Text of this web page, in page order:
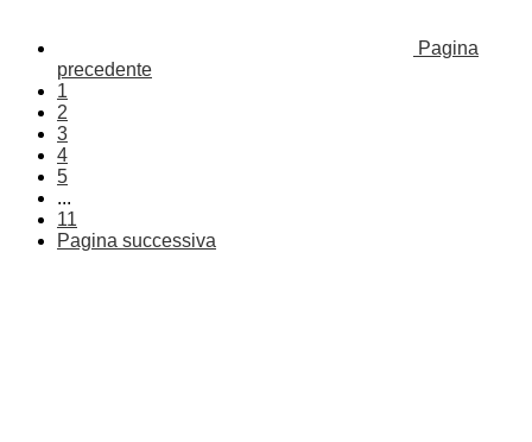
Pagina
precedente
1
2
3
4
5
...
11
Pagina successiva